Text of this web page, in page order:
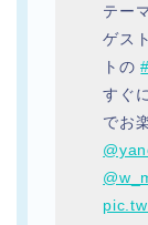
テー
ゲス
トの
すぐ
でお